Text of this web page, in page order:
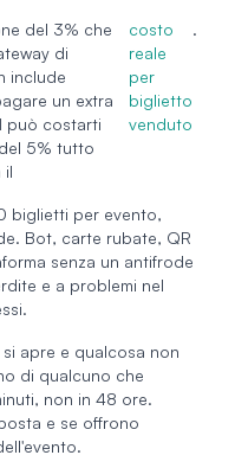
del 3% che
di
include
un extra
può costarti
5% tutto
il
costo
reale
per
biglietto
venduto
.
biglietti per evento,
Bot, carte rubate, QR
senza un antifrode
e a problemi nel
apre e qualcosa non
di qualcuno che
non in 48 ore.
e se offrono